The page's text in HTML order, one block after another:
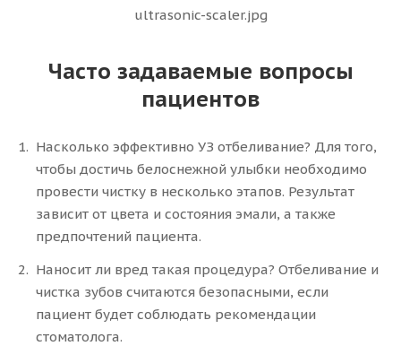
Часто задаваемые вопросы
пациентов
Насколько эффективно УЗ отбеливание? Для того,
чтобы достичь белоснежной улыбки необходимо
провести чистку в несколько этапов. Результат
зависит от цвета и состояния эмали, а также
предпочтений пациента.
Наносит ли вред такая процедура? Отбеливание и
чистка зубов считаются безопасными, если
пациент будет соблюдать рекомендации
стоматолога.